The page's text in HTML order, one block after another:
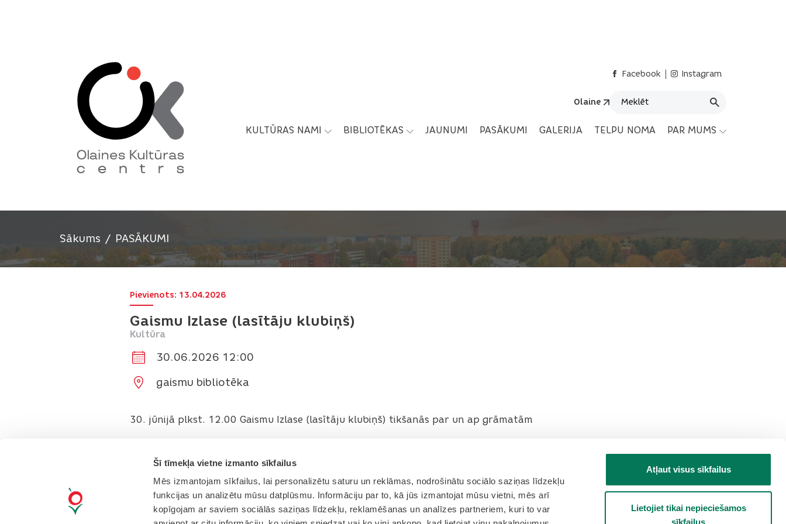
Šī tīmekļa vietne izmanto sīkfailus
Mēs izmantojam sīkfailus, lai personalizētu saturu un reklāmas, nodrošinātu sociālo saziņas līdzekļu
funkcijas un analizētu mūsu datplūsmu. Informāciju par to, kā jūs izmantojat mūsu vietni, mēs arī
kopīgojam ar saviem sociālās saziņas līdzekļu, reklamēšanas un analīzes partneriem, kuri to var
Atļaut visus sīkfailus
Lietojiet tikai nepieciešamos
sīkfailus
Facebook Instagram
Olaine
KULTŪRAS NAMI BIBLIOTĒKAS JAUNUMI PASĀKUMI GALERIJA TELPU NOMA PAR MUMS
Sākums PASĀKUMI
Gaismu Izlase (lasītāju klubiņš)
Pievienots: 13.04.2026
Kultūra
30.06.2026 12:00
gaismu bibliotēka
30. jūnijā plkst. 12.00 Gaismu Izlase (lasītāju klubiņš) tikšanās par un ap grāmatām
Drukāt rakstu